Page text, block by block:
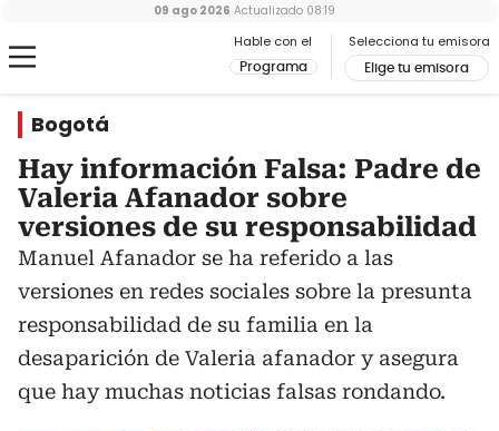
Hable con el
Programa
Selecciona tu emisora
Elige tu emisora
09 ago 2026 Actualizado 08:19
Bogotá
Hay información Falsa: Padre de
Valeria Afanador sobre
versiones de su responsabilidad
Manuel Afanador se ha referido a las
versiones en redes sociales sobre la presunta
responsabilidad de su familia en la
desaparición de Valeria afanador y asegura
que hay muchas noticias falsas rondando.